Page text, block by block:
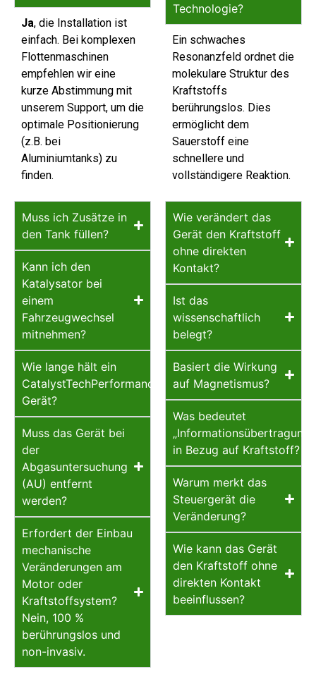
Ja, die Installation ist
einfach. Bei komplexen
Flottenmaschinen
empfehlen wir eine
kurze Abstimmung mit
unserem Support, um die
optimale Positionierung
(z.B. bei
Aluminiumtanks) zu
finden.
Muss ich Zusätze in
den Tank füllen?
Kann ich den
Katalysator bei
einem
Fahrzeugwechsel
mitnehmen?
Wie lange hält ein
CatalystTechPerformance-
Gerät?
Muss das Gerät bei
der
Abgasuntersuchung
(AU) entfernt
werden?
Erfordert der Einbau
mechanische
Veränderungen am
Motor oder
Kraftstoffsystem?
Nein, 100 %
berührungslos und
non-invasiv.
Technologie?
Ein schwaches
Resonanzfeld ordnet die
molekulare Struktur des
Kraftstoffs
berührungslos. Dies
ermöglicht dem
Sauerstoff eine
schnellere und
vollständigere Reaktion.
Wie verändert das
Gerät den Kraftstoff
ohne direkten
Kontakt?
Ist das
wissenschaftlich
belegt?
Basiert die Wirkung
auf Magnetismus?
Was bedeutet
„Informationsübertragung“
in Bezug auf Kraftstoff?
Warum merkt das
Steuergerät die
Veränderung?
Wie kann das Gerät
den Kraftstoff ohne
direkten Kontakt
beeinflussen?